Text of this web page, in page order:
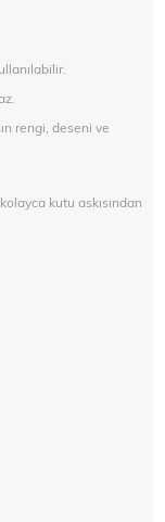
rengi, deseni ve
kutu askısından